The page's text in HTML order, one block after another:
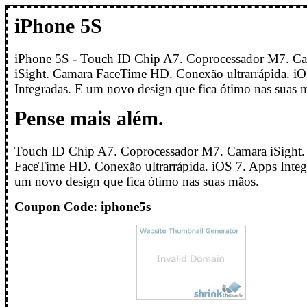
iPhone 5S
iPhone 5S - Touch ID Chip A7. Coprocessador M7.
iSight. Camara FaceTime HD. Conexão ultrarrápida.
Integradas. E um novo design que fica ótimo nas suas
Pense mais além.
Touch ID Chip A7. Coprocessador M7. Camara iSight.
FaceTime HD. Conexão ultrarrápida. iOS 7. Apps
um novo design que fica ótimo nas suas mãos.
Coupon Code: iphone5s